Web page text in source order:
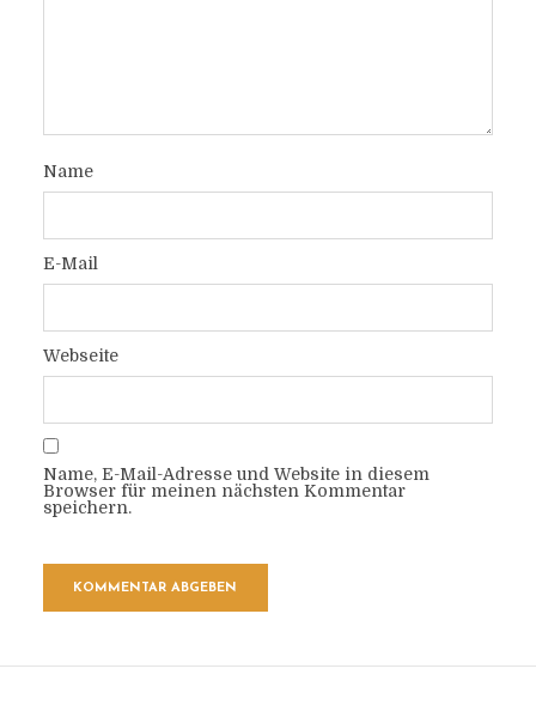
Name
E-Mail
Webseite
Name, E-Mail-Adresse und Website in diesem
Browser für meinen nächsten Kommentar
speichern.